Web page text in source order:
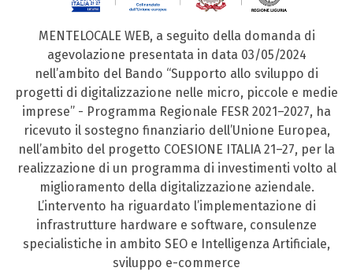
MENTELOCALE WEB, a seguito della domanda di
agevolazione presentata in data 03/05/2024
nell’ambito del Bando “Supporto allo sviluppo di
progetti di digitalizzazione nelle micro, piccole e medie
imprese” - Programma Regionale FESR 2021–2027, ha
ricevuto il sostegno finanziario dell’Unione Europea,
nell’ambito del progetto COESIONE ITALIA 21–27, per la
realizzazione di un programma di investimenti volto al
miglioramento della digitalizzazione aziendale.
L’intervento ha riguardato l’implementazione di
infrastrutture hardware e software, consulenze
specialistiche in ambito SEO e Intelligenza Artificiale,
sviluppo e-commerce